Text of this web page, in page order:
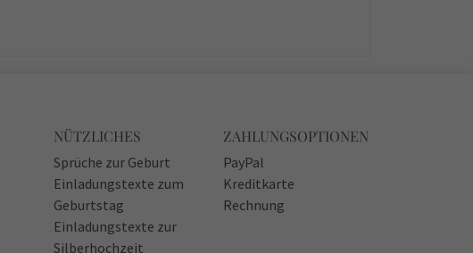
NÜTZLICHES
Sprüche zur Geburt
Einladungstexte zum
Geburtstag
Einladungstexte zur
Silberhochzeit
ZAHLUNGSOPTIONEN
PayPal
Kreditkarte
Rechnung